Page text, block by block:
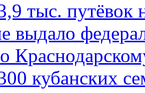
тыс. путёвок
выдало
кубанских